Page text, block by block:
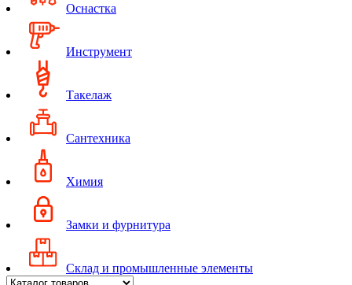
Оснастка
Инструмент
Такелаж
Сантехника
Химия
Замки и фурнитура
Склад и промышленные элементы